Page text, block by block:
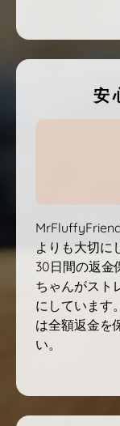
安
よりも大切
30日間の返金
ちゃんがスト
にしています
は全額返金を
い。